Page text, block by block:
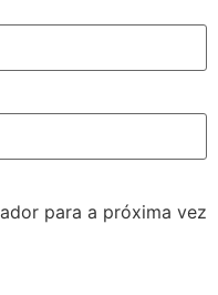
para a próxima vez